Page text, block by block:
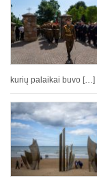
kurių palaikai buvo […]